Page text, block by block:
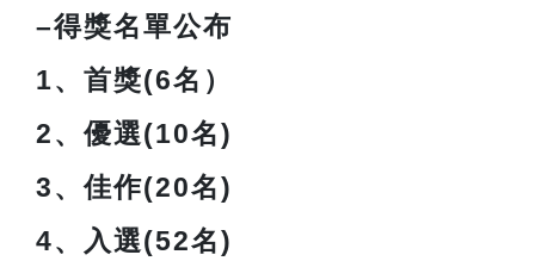
–得獎名單公布
1、 首獎(6名）
2、優選(10名)
3、佳作(20名)
4、 入選(52名)